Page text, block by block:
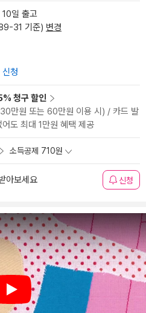
일 출고
31 기준) 변경
청
청구 할인
만원 또는 60만원 이용 시) / 카드 발
도 최대 1만원 혜택 제공
소득공제 710원
아보세요 신청
Play